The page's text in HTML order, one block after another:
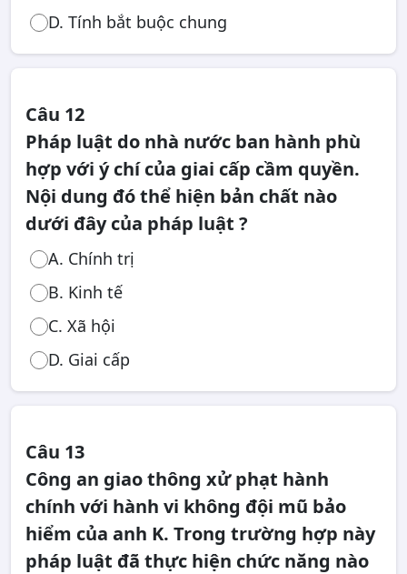
D. Tính bắt buộc chung
Câu 12
Pháp luật do nhà nước ban hành phù
hợp với ý chí của giai cấp cầm quyền.
Nội dung đó thể hiện bản chất nào
dưới đây của pháp luật ?
A. Chính trị
B. Kinh tế
C. Xã hội
D. Giai cấp
Câu 13
Công an giao thông xử phạt hành
chính với hành vi không đội mũ bảo
hiểm của anh K. Trong trường hợp này
pháp luật đã thực hiện chức năng nào